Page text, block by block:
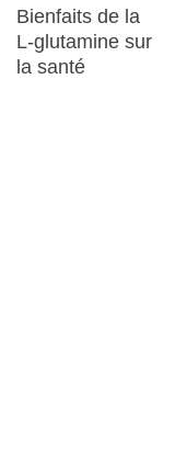
Bienfaits de la
L-glutamine sur
la santé